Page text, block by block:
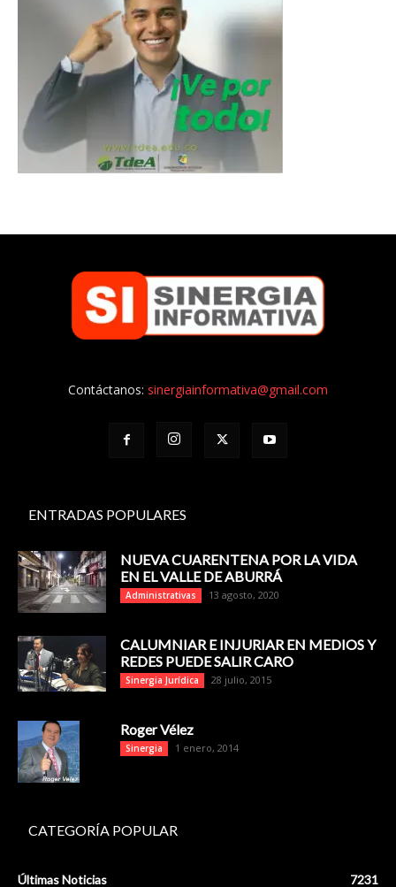
Contáctanos: sinergiainformativa@gmail.com
ENTRADAS POPULARES
NUEVA CUARENTENA POR LA VIDA
EN EL VALLE DE ABURRÁ
Administrativas 13 agosto, 2020
CALUMNIAR E INJURIAR EN MEDIOS Y
REDES PUEDE SALIR CARO
Sinergia Jurídica 28 julio, 2015
Roger Vélez
Sinergia 1 enero, 2014
CATEGORÍA POPULAR
Últimas Noticias 7231